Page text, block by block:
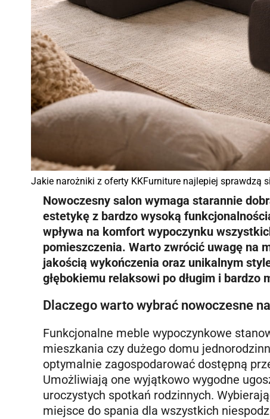
Jakie narożniki z oferty KKFurniture najlepiej sprawdzą
Nowoczesny salon wymaga starannie
estetykę z bardzo wysoką
wpływa na komfort wypoczynku
pomieszczenia. Warto zwrócić uwagę na
jakością wykończenia oraz unikalnym
głębokiemu relaksowi po długim i
Dlaczego warto wybrać nowoczesne
Funkcjonalne meble wypoczynkowe
mieszkania czy dużego domu
optymalnie zagospodarować dostępną
Umożliwiają one wyjątkowo wygodne
uroczystych spotkań rodzinnych.
miejsce do spania dla wszystkich